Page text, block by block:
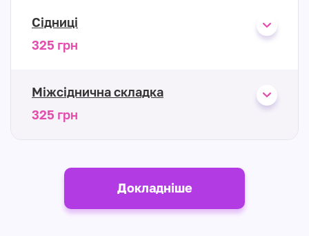
Сідниці
325 грн
Міжсіднична складка
325 грн
Докладніше